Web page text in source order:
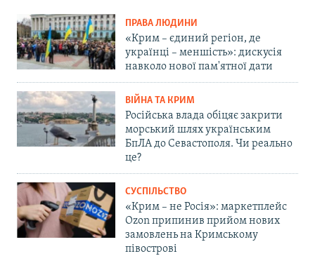
ПРАВА ЛЮДИНИ
«Крим – єдиний регіон, де
українці – меншість»: дискусія
навколо нової пам'ятної дати
ВІЙНА ТА КРИМ
Російська влада обіцяє закрити
морський шлях українським
БпЛА до Севастополя. Чи реально
це?
СУСПІЛЬСТВО
«Крим – не Росія»: маркетплейс
Ozon припинив прийом нових
замовлень на Кримському
півострові